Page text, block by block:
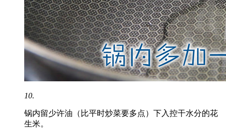
10.
锅内留少许油（比平时炒菜要多点）下入控干水分的花
生米。